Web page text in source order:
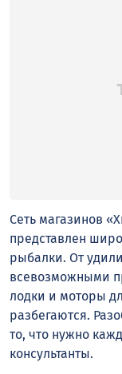
Сеть магазинов
представлен
рыбалки. От
всевозможными
лодки и моторы
разбегаются.
то, что нужно
консультанты.